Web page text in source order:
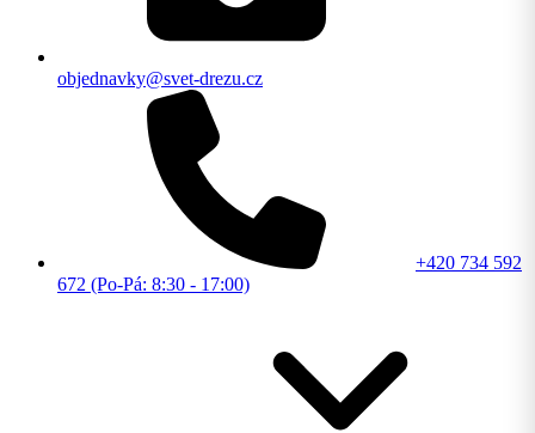
objednavky@svet-drezu.cz
+420 734 592
672 (Po-Pá: 8:30 - 17:00)